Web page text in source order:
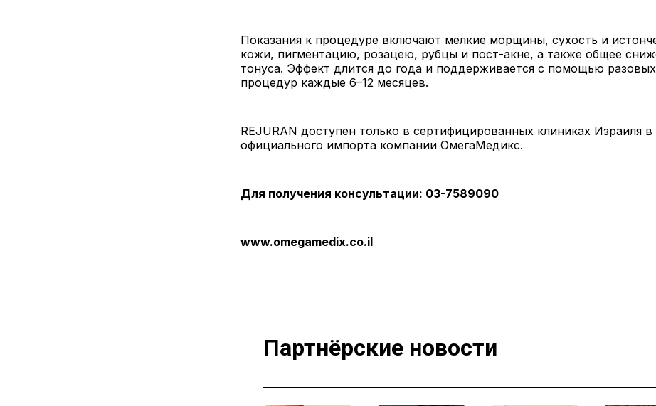
Показания к процедуре включают мелкие морщины, сухость и
кожи, пигментацию, розацею, рубцы и пост-акне, а также общее
тонуса. Эффект длится до года и поддерживается с помощью разовых
процедур каждые 6–12 месяцев.
REJURAN доступен только в сертифицированных клиниках Израиля в
официального импорта компании ОмегаМедикс.
Для получения консультации: 03-7589090
www.omegamedix.co.il
Партнёрские новости